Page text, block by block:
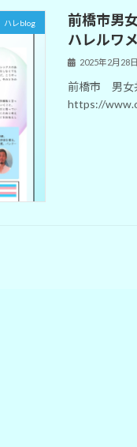
ハレblog
前橋市男
ハレルワ
2025年2月28日
前橋市 男女
https://